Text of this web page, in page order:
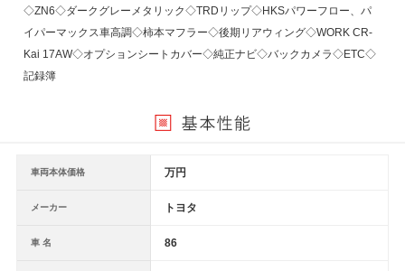
◇ZN6◇ダークグレーメタリック◇TRDリップ◇HKSパワーフロー、パ
イパーマックス車高調◇柿本マフラー◇後期リアウィング◇WORK CR-
Kai 17AW◇オプションシートカバー◇純正ナビ◇バックカメラ◇ETC◇
記録簿
車両本体価格 万円
メーカー トヨタ
車 名 86